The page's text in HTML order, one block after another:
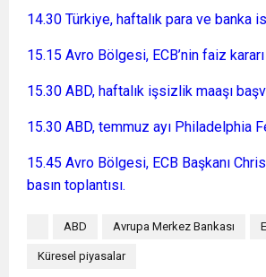
14.30 Türkiye, haftalık para ve banka
15.15 Avro Bölgesi, ECB’nin faiz kararı
15.30 ABD, haftalık işsizlik maaşı
15.30 ABD, temmuz ayı Philadelphia
15.45 Avro Bölgesi, ECB Başkanı
basın toplantısı.
ABD Avrupa Merkez Bankası
Küresel piyasalar